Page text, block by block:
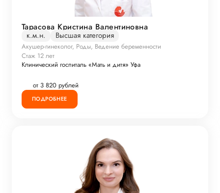
Тарасова Кристина Валентиновна
к.м.н. Высшая категория
Акушер-гинеколог, Роды, Ведение беременности
Стаж 12 лет
Клинический госпиталь «Мать и дитя» Уфа
от 3 820 рублей
ПОДРОБНЕЕ